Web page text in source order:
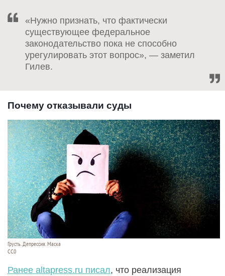
«Нужно признать, что фактически
существующее федеральное
законодательство пока не способно
урегулировать этот вопрос», — заметил
Гилев.
Почему отказывали суды
Грусть. Депрессия. Маска
CC0
Ранее altapress.ru писал, что реализация